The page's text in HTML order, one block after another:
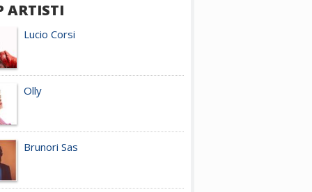
ARTISTI
Lucio Corsi
Olly
Brunori Sas